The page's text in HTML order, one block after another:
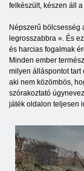
felkészült, készen áll
Népszerű bölcsesség
legrosszabbra ». És
és harcias fogalmak
Minden ember
milyen álláspontot tart
aki nem közömbös,
szórakoztató
játék oldalon teljesen